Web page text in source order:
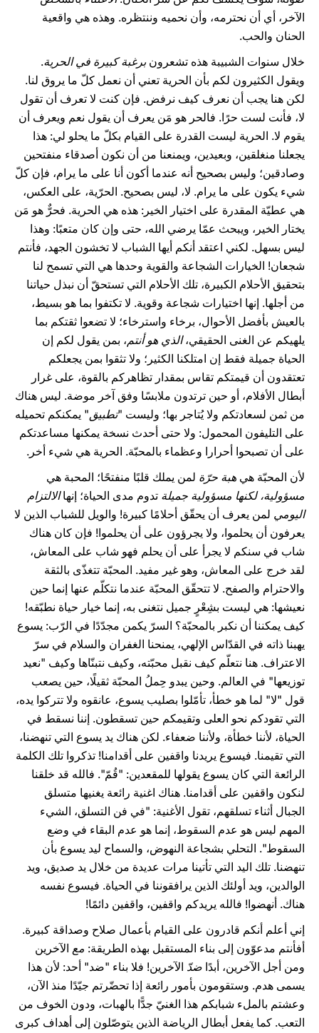
الآخر، أي أن نحترمه، وأن نحميه وننتظره. وهذه هي واقعية
الحنان والحب.
خلال سنوات الشبيبة هذه تشعرونبرغبة كبيرة في الحرية.
ويقول الكثيرون لكم بأن الحرية تعني أن نعمل كلّ ما يروق لنا.
لكن هنا يجب أن نعرف كيف نرفض. فإن كنت لا تعرف أن تقول
لا، فأنت لست حرًا. فالحر هو مَن يعرف أن يقول نعم ويعرف أن
يقوم لا. الحرية ليست القدرة على القيام بكلّ ما يحلو لي: هذا
يجعلنا منغلقين، وبعيدين، ويمنعنا من أن نكون أصدقاء منفتحين
وصادقين؛ وليس بصحيح أنه عندما أكون أنا على ما يرام، فإن كلّ
شيء يكون على ما يرام. لا، ليس بصحيح. الحرّية، على العكس،
هي عطيّة المقدرة على اختيار الخير: هذه هي الحرية. فحرٌّ هو مَن
يختار الخير، ويبحث عمّا يرضي الله، حتى وإن كان متعبًا: وهذا
ليس بسهل. لكني اعتقد أنكم أيها الشباب لا تخشون الجهد، فأنتم
شجعان! الخيارات الشجاعة والقوية وحدها هي التي تسمح لنا
بتحقيق الأحلام الكبيرة، تلك الأحلام التي تستحقّ أن نبذل حياتنا
من أجلها. إنها اختيارات شجاعة وقوية. لا تكتفوا بما هو بسيط،
بالعيش بأفضل الأحوال، برخاء واسترخاء؛ لا تضعوا ثقتكم بما
يلهيكم عن الغنى الحقيقي،الذي هو أنتم، بمن يقول لكم إن
الحياة جميلة فقط إن امتلكنا الكثير؛ ولا تثقوا بمن يجعلكم
تعتقدون أن قيمتكم تقاس بمقدار تظاهركم بالقوة، على غرار
أبطال الأفلام، أو حين ترتدون ملابسًا وفق آخر موضة. ليس هناك
من ثمن لسعادتكم ولا يُتاجر بها؛ وليست "تطبيق" يمكنكم تحميله
على التليفون المحمول: ولا حتى أحدث نسخة يمكنها مساعدتكم
على أن تصبحوا أحرارا وعظماء بالمحبّة. الحرية هي شيء أخر.
لأن المحبّة هي هبة حرّة لمن يملك قلبًا منفتحًا؛ المحبة هي
مسؤولية، لكنها مسؤولية جميلة تدوم مدى الحياة؛ إنهاالالتزام
اليومي لمن يعرف أن يحقّق أحلامًا كبيرة! والويل للشباب الذين لا
يعرفون أن يحلموا، ولا يجرؤون على أن يحلموا! فإن كان هناك
شاب في سنكم لا يجرأ على أن يحلم فهو شاب على المعاش،
لقد خرج على المعاش، وهو غير مفيد. المحبّة تتغذّى بالثقة
والاحترام والصفح. لا تتحقّق المحبّة عندما نتكلّم عنها إنما حين
نعيشها: هي ليست بشِعْرٍ جميل نتغنى به، إنما خيار حياة نطبّقه!
كيف يمكننا أن نكبر بالمحبّة؟ السرّ يكمن مجدّدًا في الرّب: يسوع
يهبنا ذاته في القدّاس الإلهي، يمنحنا الغفران والسلام في سرّ
الاعتراف. هنا نتعلّم كيف نقبل محبّته، وكيف نتبنّاها وكيف "نعيد
توزيعها" في العالم. وحين يبدو حِملُ المحبّة ثقيلًا، حين يصعب
قول "لا" لما هو خطأ، تأمّلوا بصليب يسوع، عانقوه ولا تتركوا يده،
التي تقودكم نحو العلى وتقيمكم حين تسقطون. إننا نسقط في
الحياة، لأننا خطأة، ولأننا ضعفاء. لكن هناك يد يسوع التي تنهضنا،
التي تقيمنا. فيسوع يريدنا واقفين على أقدامنا! تذكروا تلك الكلمة
الرائعة التي كان يسوع يقولها للمقعدين: "قُمّ". فالله قد خلقنا
لنكون واقفين على أقدامنا. هناك اغنية رائعة يغنيها متسلق
الجبال أثناء تسلقهم، تقول الأغنية: "في فن التسلق، الشيء
المهم ليس هو عدم السقوط، إنما هو عدم البقاء في وضع
السقوط". التحلي بشجاعة النهوض، والسماح ليد يسوع بأن
تنهضنا. تلك اليد التي تأتينا مرات عديدة من خلال يد صديق، ويد
الوالدين، ويد أولئك الذين يرافقوننا في الحياة. فيسوع نفسه
هناك. أنهضوا! فالله يريدكم واقفين، واقفين دائمًا!
إني أعلم أنكم قادرون على القيام بأعمال صلاح وصداقة كبيرة.
أفأنتم مدعوّون إلى بناء المستقبل بهذه الطريقة: مع الآخرين
ومن أجل الآخرين، أبدًا ضدّ الآخرين! فلا بناء "ضد" أحد: لأن هذا
يسمى هدم. وستقومون بأمور رائعة إذا تحضّرتم جيّدًا منذ الآن،
وعشتم بالملء شبابكم هذا الغنيّ جدًّا بالهبات، ودون الخوف من
التعب. كما يفعل أبطال الرياضة الذين يتوصّلون إلى أهداف كبرى